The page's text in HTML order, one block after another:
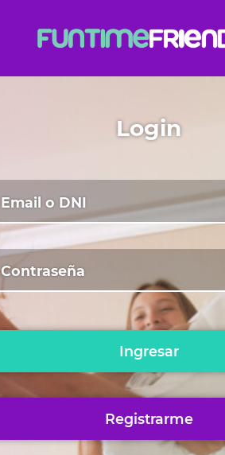
Login
Email o DNI
Contraseña
Ingresar
Registrarme